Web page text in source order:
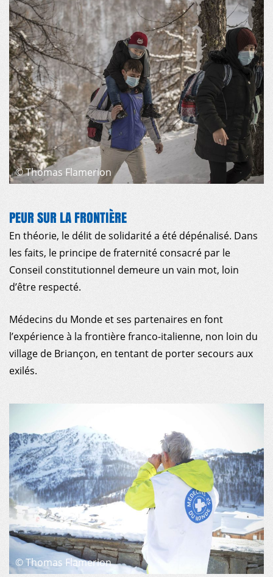
©Thomas Flamerion
PEUR SUR LA FRONTIÈRE
En théorie, le délit de solidarité a été dépénalisé. Dans
les faits, le principe de fraternité consacré par le
Conseil constitutionnel demeure un vain mot, loin
d’être respecté.
Médecins du Monde et ses partenaires en font
l’expérience à la frontière franco-italienne, non loin du
village de Briançon, en tentant de porter secours aux
exilés.
©Thomas Flamerion